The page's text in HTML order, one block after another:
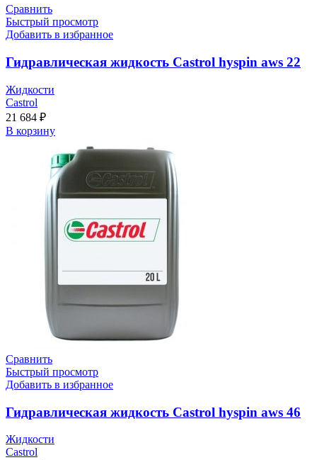
Сравнить
Быстрый просмотр
Добавить в избранное
Гидравлическая жидкость Castrol hyspin aws 22
Жидкости
Castrol
21 684 ₽
В корзину
Сравнить
Быстрый просмотр
Добавить в избранное
Гидравлическая жидкость Castrol hyspin aws 46
Жидкости
Castrol